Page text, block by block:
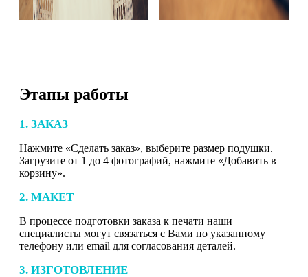
Этапы работы
1. ЗАКАЗ
Нажмите «Сделать заказ», выберите размер подушки.
Загрузите от 1 до 4 фотографий, нажмите «Добавить в
корзину».
2. МАКЕТ
В процессе подготовки заказа к печати наши
специалисты могут связаться с Вами по указанному
телефону или email для согласования деталей.
3. ИЗГОТОВЛЕНИЕ